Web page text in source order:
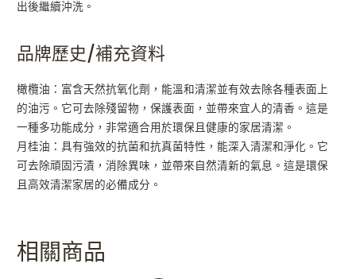
出後繼續沖洗。
品牌歷史/補充資料
橄欖油：富含天然抗氧化劑，能溫和清潔並有效去除各種表面上
的油污。它可去除殘留物，保護表面，並帶來宜人的清香。這是
一種多功能成分，非常適合用於環保且健康的家居清潔。
月桂油：具有強效的抗菌和抗真菌特性，能深入清潔和淨化。它
可去除頑固污漬，消除異味，並帶來自然清新的氣息。這是環保
且高效清潔家居的必備成分。
相關商品